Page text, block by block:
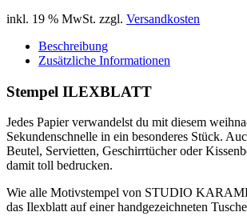
inkl. 19 % MwSt. zzgl. Versandkosten
Beschreibung
Zusätzliche Informationen
Stempel ILEXBLATT
Jedes Papier verwandelst du mit diesem
Sekundenschnelle in ein besonderes Stück.
Beutel, Servietten, Geschirrtücher oder
damit toll bedrucken.
Wie alle Motivstempel von STUDIO
das Ilexblatt auf einer handgezeichneten